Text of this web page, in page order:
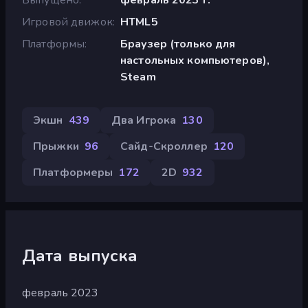
Игровой движок HTML5
Платформы
Браузер (только для
настольных компьютеров),
Steam
Экшн 439 Два Игрока 130
Прыжки 96 Сайд-Скроллер 120
Платформеры 172 2D 932
Дата выпуска
февраль 2023